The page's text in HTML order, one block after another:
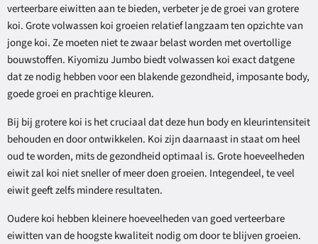
verteerbare eiwitten aan te bieden, verbeter je de groei van grotere
koi. Grote volwassen koi groeien relatief langzaam ten opzichte van
jonge koi. Ze moeten niet te zwaar belast worden met overtollige
bouwstoffen. Kiyomizu Jumbo biedt volwassen koi exact datgene
dat ze nodig hebben voor een blakende gezondheid, imposante body,
goede groei en prachtige kleuren.
Bij bij grotere koi is het cruciaal dat deze hun body en kleurintensiteit
behouden en door ontwikkelen. Koi zijn daarnaast in staat om heel
oud te worden, mits de gezondheid optimaal is. Grote hoeveelheden
eiwit zal koi niet sneller of meer doen groeien. Integendeel, te veel
eiwit geeft zelfs mindere resultaten.
Oudere koi hebben kleinere hoeveelheden van goed verteerbare
eiwitten van de hoogste kwaliteit nodig om door te blijven groeien.